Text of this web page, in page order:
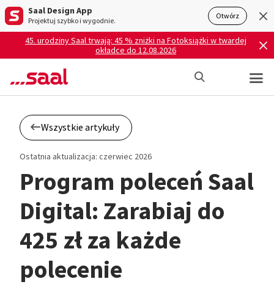
Saal Design App
Projektuj szybko i wygodnie. Otwórz
45. urodziny Saal trwają: 45 % zniżki na Fotoksiążki w twardej
okładce do 12.08.2026
Wszystkie artykuły
Ostatnia aktualizacja: czerwiec 2026
Program poleceń Saal
Digital: Zarabiaj do
425 zł za każde
polecenie